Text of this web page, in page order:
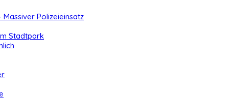
Polizeieinsatz
Stadtpark